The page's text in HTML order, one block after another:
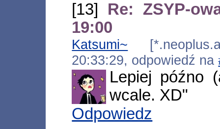
[13] Re: ZSYP-
19:00
Katsumi~
20:33:29, odpowiedź na
Lepiej późno
wcale. XD"
Odpowiedz